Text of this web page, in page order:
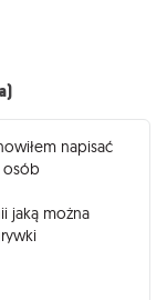
napisać
osób
jaką można